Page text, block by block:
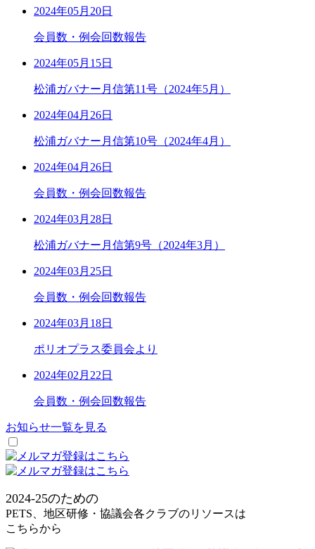
2024年05月20日
会員数・例会回数報告
2024年05月15日
松浦ガバナー月信第11号（2024年5月）
2024年04月26日
松浦ガバナー月信第10号（2024年4月）
2024年04月26日
会員数・例会回数報告
2024年03月28日
松浦ガバナー月信第9号（2024年3月）
2024年03月25日
会員数・例会回数報告
2024年03月18日
ポリオプラス委員会より
2024年02月22日
会員数・例会回数報告
お知らせ一覧を見る
2024-25のための
PETS、地区研修・協議会各クラブのリソースは
こちらから